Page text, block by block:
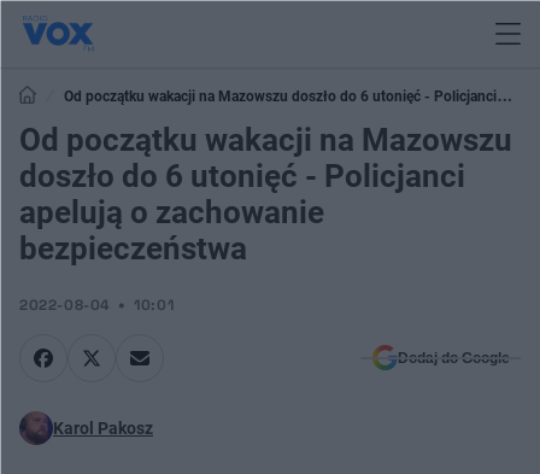
Od początku wakacji na Mazowszu doszło do 6 utonięć - Policjanci
apelują o zachowanie bezpieczeństwa
Od początku wakacji na Mazowszu
doszło do 6 utonięć - Policjanci
apelują o zachowanie
bezpieczeństwa
2022-08-04 10:01
Dodaj do Google
Karol Pakosz